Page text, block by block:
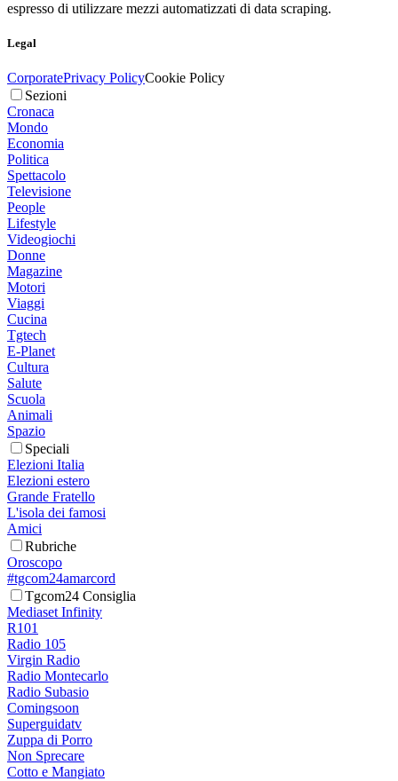
espresso di utilizzare mezzi automatizzati di data scraping.
Legal
CorporatePrivacy PolicyCookie Policy
Sezioni
Cronaca
Mondo
Economia
Politica
Spettacolo
Televisione
People
Lifestyle
Videogiochi
Donne
Magazine
Motori
Viaggi
Cucina
Tgtech
E-Planet
Cultura
Salute
Scuola
Animali
Spazio
Speciali
Elezioni Italia
Elezioni estero
Grande Fratello
L'isola dei famosi
Amici
Rubriche
Oroscopo
#tgcom24amarcord
Tgcom24 Consiglia
Mediaset Infinity
R101
Radio 105
Virgin Radio
Radio Montecarlo
Radio Subasio
Comingsoon
Superguidatv
Zuppa di Porro
Non Sprecare
Cotto e Mangiato